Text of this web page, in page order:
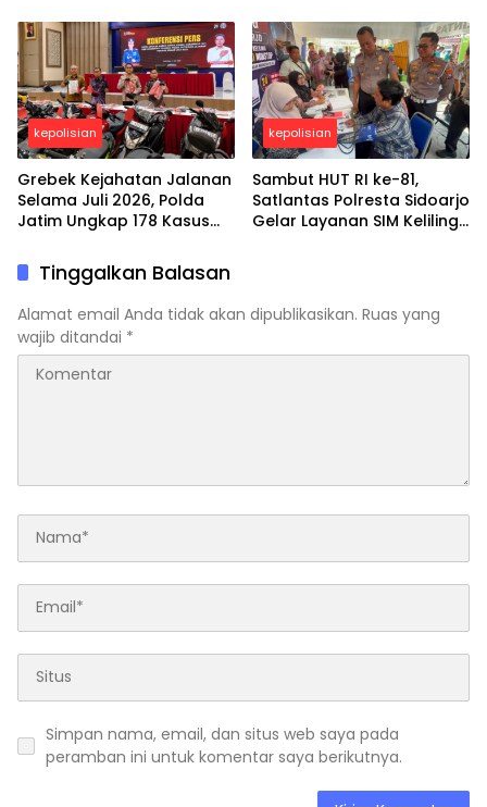
kepolisian
Grebek Kejahatan Jalanan
Selama Juli 2026, Polda
Jatim Ungkap 178 Kasus
Tersangka
kepolisian
Sambut HUT RI ke-81,
Satlantas Polresta Sidoarjo
Gelar Layanan SIM Keliling
Tinggalkan Balasan
Alamat email Anda tidak akan dipublikasikan. Ruas yang
wajib ditandai *
Simpan nama, email, dan situs web saya pada
peramban ini untuk komentar saya berikutnya.